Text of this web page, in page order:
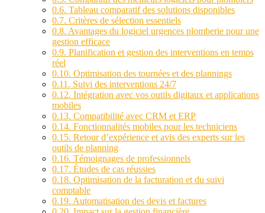
0.6. Tableau comparatif des solutions disponibles
0.7. Critères de sélection essentiels
0.8. Avantages du logiciel urgences plomberie pour une
gestion efficace
0.9. Planification et gestion des interventions en temps
réel
0.10. Optimisation des tournées et des plannings
0.11. Suivi des interventions 24/7
0.12. Intégration avec vos outils digitaux et applications
mobiles
0.13. Compatibilité avec CRM et ERP
0.14. Fonctionnalités mobiles pour les techniciens
0.15. Retour d’expérience et avis des experts sur les
outils de planning
0.16. Témoignages de professionnels
0.17. Études de cas réussies
0.18. Optimisation de la facturation et du suivi
comptable
0.19. Automatisation des devis et factures